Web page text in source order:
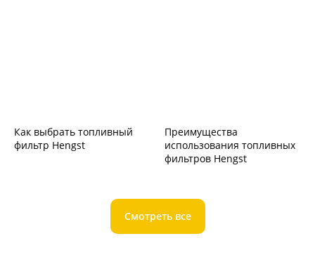
Как выбрать топливный
фильтр Hengst
Преимущества
использования топливных
фильтров Hengst
Смотреть все